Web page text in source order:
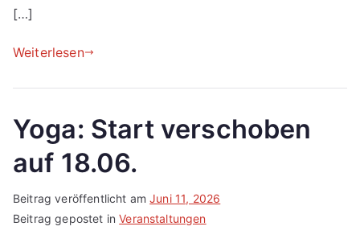
[…]
Weiterlesen
Yoga: Start verschoben
auf 18.06.
Beitrag veröffentlicht amJuni 11, 2026
Beitrag gepostet inVeranstaltungen